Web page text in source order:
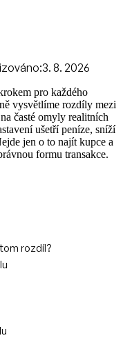
3. 8. 2026
pro každého
vysvětlíme rozdíly mezi
časté omyly realitních
ušetří peníze, sníží
jen o to najít kupce a
formu transakce.
rozdíl?